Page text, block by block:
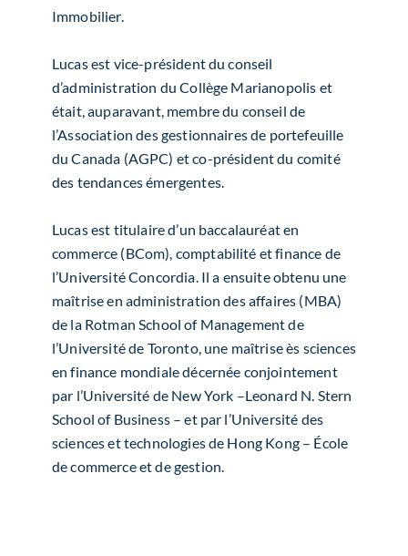
Immobilier.
Lucas est vice-président du conseil
d’administration du Collège Marianopolis et
était, auparavant, membre du conseil de
l’Association des gestionnaires de portefeuille
du Canada (AGPC) et co-président du comité
des tendances émergentes.
Lucas est titulaire d’un baccalauréat en
commerce (BCom), comptabilité et finance de
l’Université Concordia. Il a ensuite obtenu une
maîtrise en administration des affaires (MBA)
de la Rotman School of Management de
l’Université de Toronto, une maîtrise ès sciences
en finance mondiale décernée conjointement
par l’Université de New York –Leonard N. Stern
School of Business – et par l’Université des
sciences et technologies de Hong Kong – École
de commerce et de gestion.